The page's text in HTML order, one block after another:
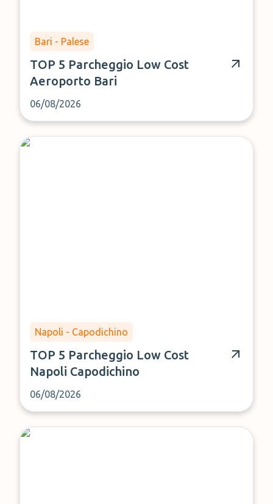
Bari - Palese
TOP 5 Parcheggio Low Cost
Aeroporto Bari
06/08/2026
Napoli - Capodichino
TOP 5 Parcheggio Low Cost
Napoli Capodichino
06/08/2026